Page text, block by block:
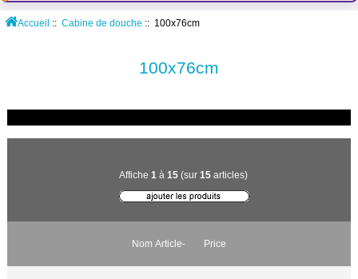
Accueil :: Cabine de douche :: 100x76cm
100x76cm
Affiche 1 à 15(sur 15articles)
Nom Article- Price